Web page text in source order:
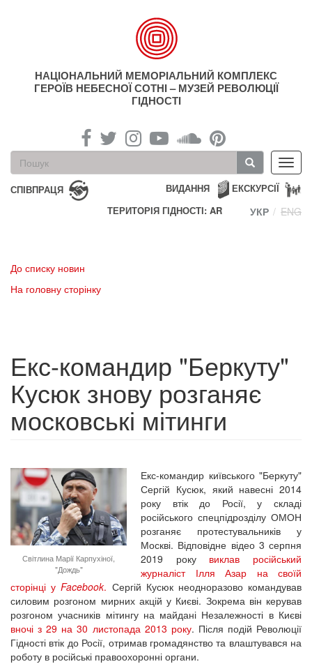
НАЦІОНАЛЬНИЙ МЕМОРІАЛЬНИЙ КОМПЛЕКС
ГЕРОЇВ НЕБЕСНОЇ СОТНІ – МУЗЕЙ РЕВОЛЮЦІЇ
ГІДНОСТІ
Пошукова
форма
Пошук
СПІВПРАЦЯ ЕКСКУРСІЇ
ВИДАННЯ
ТЕРИТОРІЯ ГІДНОСТІ: AR
УКР ENG
До списку новин
На головну сторінку
Екс-командир "Беркуту"
Кусюк знову розганяє
московські мітинги
Світлина Марії Карпухіної,
"Дождь"
Екс-командир київського "Беркуту"
Сергій Кусюк, який навесні 2014
року втік до Росії, у складі
російського спецпідрозділу ОМОН
розганяє протестувальників у
Москві. Відповідне відео 3 серпня
2019 року виклав російський
журналіст Ілля Азар на своїй
сторінці уFacebook. Сергій Кусюк неодноразово командував
силовим розгоном мирних акцій у Києві. Зокрема він керував
розгоном учасників мітингу на майдані Незалежності в Києві
вночі з 29 на 30 листопада 2013 року. Після подій Революції
Гідності втік до Росії, отримав громадянство та влаштувався на
роботу в російські правоохоронні органи.